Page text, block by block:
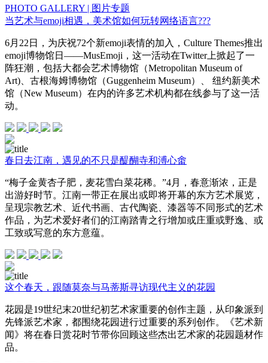
PHOTO GALLERY | 图片专题
当艺术与emoji相遇，美术馆如何玩转网络语言???
6月22日，为庆祝72个新emoji表情的加入，Culture Themes推出
emoji博物馆日——MusEmoji，这一活动在Twitter上掀起了一
阵狂潮，包括大都会艺术博物馆（Metropolitan Museum of
Art)、古根海姆博物馆（Guggenheim Museum）、 纽约新美术
馆（New Museum）在内的许多艺术机构都在线参与了这一活
动。
春日去江南，遇见的不只是醍醐寺和溥心畬
“梅子金黄杏子肥，麦花雪白菜花稀。”4月，春意渐浓，正是
出游好时节。江南一带正在展出或即将开幕的东方艺术展览，
呈现宗教艺术、近代书画、古代陶瓷、漆器等不同形式的艺术
作品，为艺术爱好者们的江南踏青之行增加或庄重或野逸、或
工致或写意的东方意蕴。
这个春天，跟随莫奈与马蒂斯寻访现代主义的花园
花园是19世纪末20世纪初艺术家重要的创作主题，从印象派到
先锋派艺术家，都围绕花园进行过重要的系列创作。《艺术新
闻》将在春日赏花时节带你回顾这些杰出艺术家的花园题材作
品。